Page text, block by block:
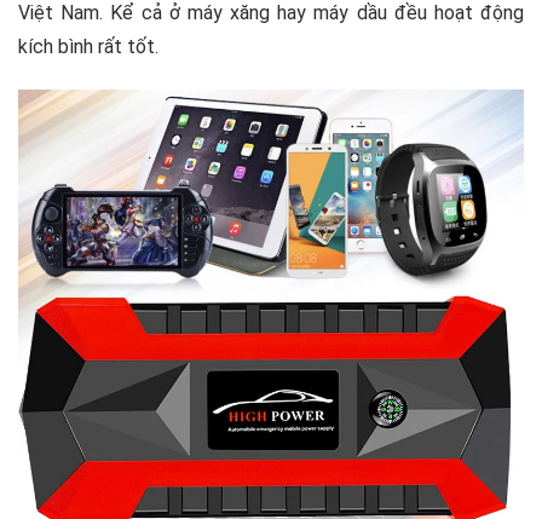
Việt Nam. Kể cả ở máy xăng hay máy dầu đều hoạt động
kích bình rất tốt.